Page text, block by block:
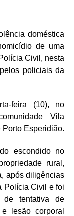
doméstica
de uma
Civil, nesta
policiais da
feira (10), no
Vila
Esperidião.
escondido no
rural,
após diligências
Polícia Civil e foi
de tentativa de
lesão corporal